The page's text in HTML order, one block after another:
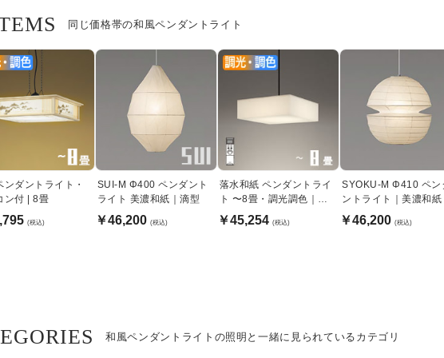
同じ価格帯の和風ペンダントライト
ンダントライト・
ン付 | 8畳
(税込)
SUI-M Φ400 ペンダント
ライト 美濃和紙｜滴型
￥46,200 (税込)
落水和紙 ペンダントライ
ト 〜8畳・調光調色｜リ
モコン
￥45,254 (税込)
SYOKU-M Φ410 ペン
ントライト｜美濃和紙
￥46,200 (税込)
和風ペンダントライトの照明と一緒に見られているカテゴリ